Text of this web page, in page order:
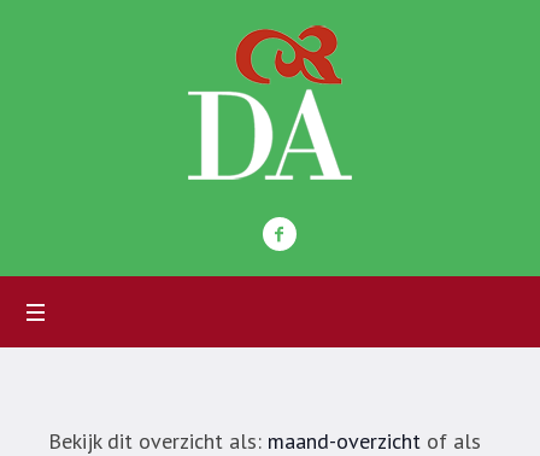
Bekijk dit overzicht als: maand-overzichtof als